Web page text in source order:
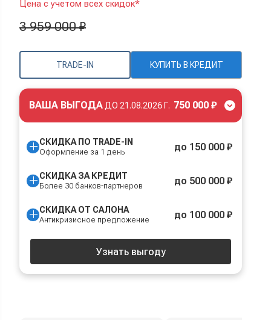
TRADE-IN КУПИТЬ В КРЕДИТ
Цена с учетом всех скидок*
3 959 000 ₽
ВАША ВЫГОДА ДО 21.08.2026 Г. 750 000 ₽
СКИДКА ПО TRADE-IN
Оформление за 1 день до 150 000 ₽
СКИДКА ЗА КРЕДИТ
Более 30 банков-партнеров до 500 000 ₽
СКИДКА ОТ САЛОНА
Антикризисное предложение до 100 000 ₽
Узнать выгоду